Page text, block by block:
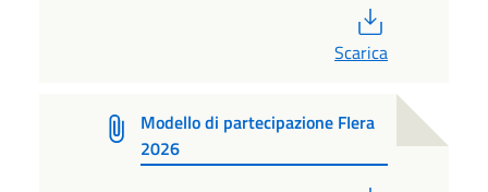
Scarica
Modello di partecipazione FIera
2026